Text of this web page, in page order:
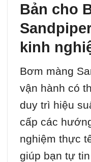
Bản cho
kinh
Bơm màng
vận hành có
duy trì hiệu
cấp các
nghiệm thực
giúp bạn tự